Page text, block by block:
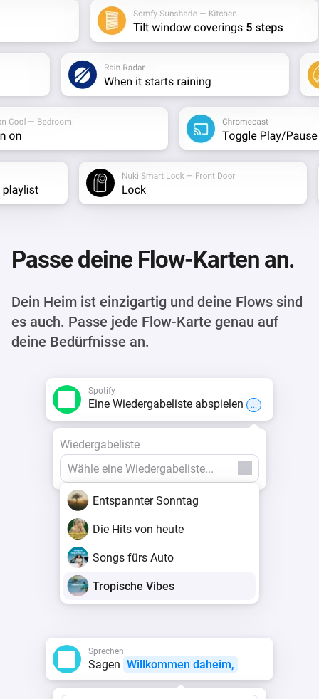
Passe deine Flow-Karten an.
Dein Heim ist einzigartig und deine Flows sind
es auch. Passe jede Flow-Karte genau auf
deine Bedürfnisse an.
Spotify
Eine Wiedergabeliste abspielen ...
Wiedergabeliste
Entspannter Sonntag
Die Hits von heute
Songs fürs Auto
Tropische Vibes
Sprechen
Sagen Willkommen daheim,